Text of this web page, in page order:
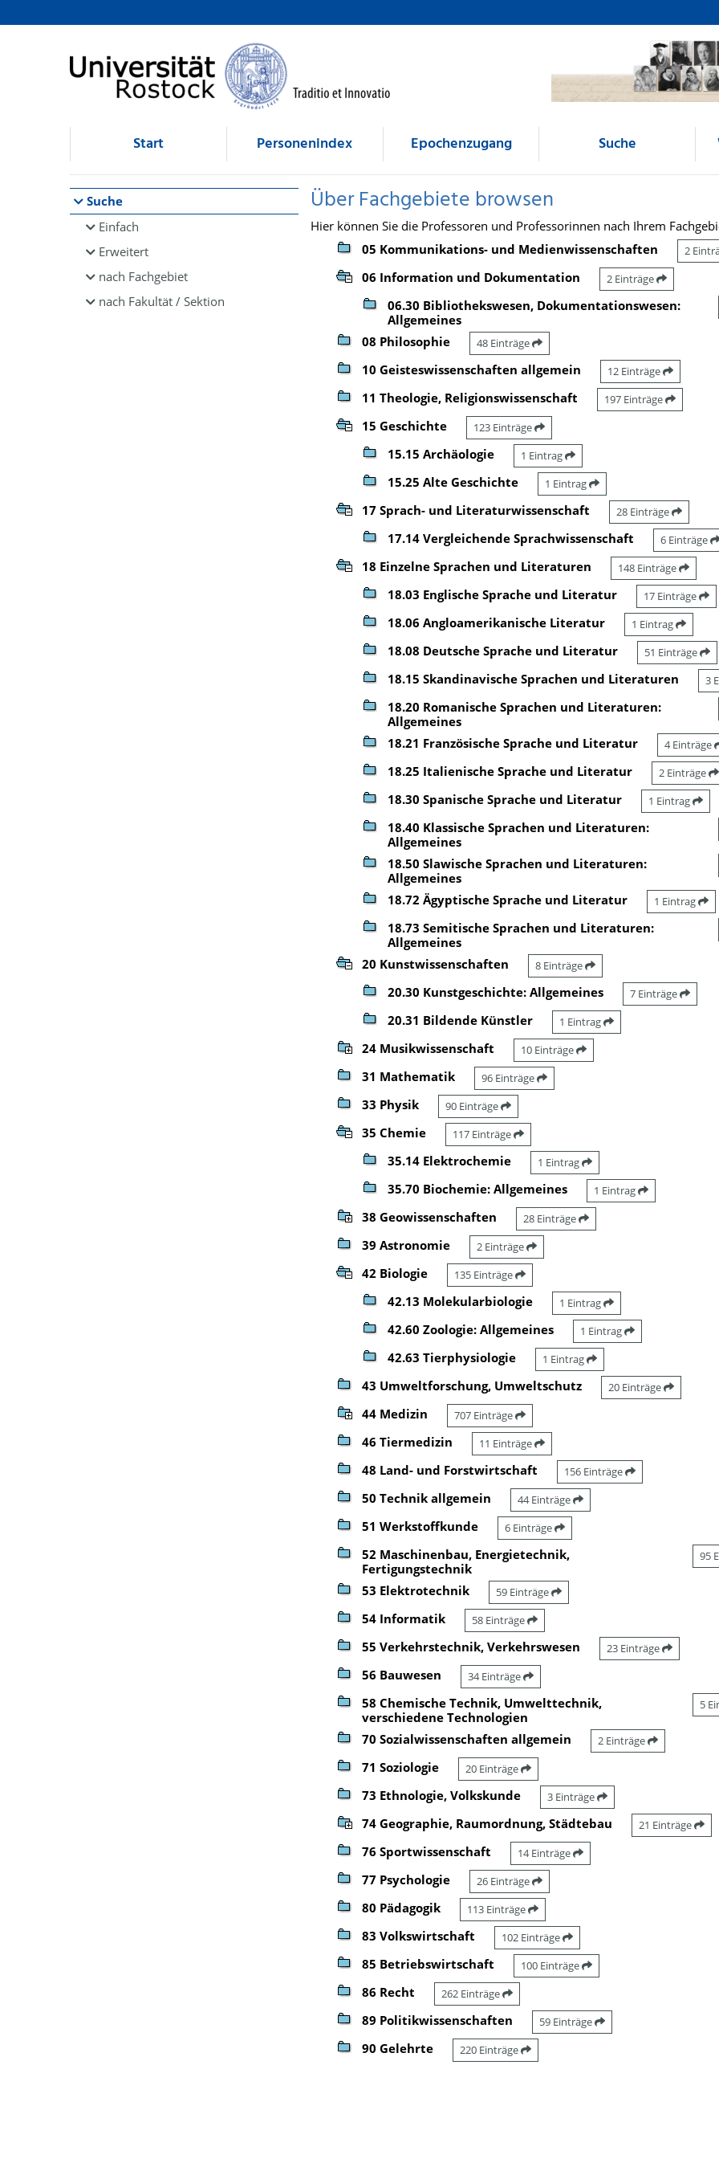
Browsen
direkt zum Inhalt
Start Personenindex Epochenzugang Suche
Suche
Einfach
Erweitert
nach Fachgebiet
nach Fakultät / Sektion
Über Fachgebiete browsen
Hier können Sie die Professoren und Professorinnen nach Ihrem
05 Kommunikations- und Medienwissenschaften
2
06 Information und Dokumentation 2 Einträge
06.30 Bibliothekswesen, Dokumentationswesen:
Allgemeines
08 Philosophie 48 Einträge
10 Geisteswissenschaften allgemein 12 Einträge
11 Theologie, Religionswissenschaft 197 Einträge
15 Geschichte 123 Einträge
15.15 Archäologie 1 Eintrag
15.25 Alte Geschichte 1 Eintrag
17 Sprach- und Literaturwissenschaft 28 Einträge
17.14 Vergleichende Sprachwissenschaft 6 Einträge
18 Einzelne Sprachen und Literaturen 148 Einträge
18.03 Englische Sprache und Literatur 17 Einträge
18.06 Angloamerikanische Literatur 1 Eintrag
18.08 Deutsche Sprache und Literatur 51 Einträge
18.15 Skandinavische Sprachen und Literaturen 3
18.20 Romanische Sprachen und Literaturen:
Allgemeines
18.21 Französische Sprache und Literatur 4 Einträge
18.25 Italienische Sprache und Literatur 2 Einträge
18.30 Spanische Sprache und Literatur 1 Eintrag
18.40 Klassische Sprachen und Literaturen:
Allgemeines
18.50 Slawische Sprachen und Literaturen:
Allgemeines
18.72 Ägyptische Sprache und Literatur 1 Eintrag
18.73 Semitische Sprachen und Literaturen:
Allgemeines
20 Kunstwissenschaften 8 Einträge
20.30 Kunstgeschichte: Allgemeines 7 Einträge
20.31 Bildende Künstler 1 Eintrag
24 Musikwissenschaft 10 Einträge
31 Mathematik 96 Einträge
33 Physik 90 Einträge
35 Chemie 117 Einträge
35.14 Elektrochemie 1 Eintrag
35.70 Biochemie: Allgemeines 1 Eintrag
38 Geowissenschaften 28 Einträge
39 Astronomie 2 Einträge
42 Biologie 135 Einträge
42.13 Molekularbiologie 1 Eintrag
42.60 Zoologie: Allgemeines 1 Eintrag
42.63 Tierphysiologie 1 Eintrag
43 Umweltforschung, Umweltschutz 20 Einträge
44 Medizin 707 Einträge
46 Tiermedizin 11 Einträge
48 Land- und Forstwirtschaft 156 Einträge
50 Technik allgemein 44 Einträge
51 Werkstoffkunde 6 Einträge
52 Maschinenbau, Energietechnik,
Fertigungstechnik
95
53 Elektrotechnik 59 Einträge
54 Informatik 58 Einträge
55 Verkehrstechnik, Verkehrswesen 23 Einträge
56 Bauwesen 34 Einträge
58 Chemische Technik, Umwelttechnik,
verschiedene Technologien
5
70 Sozialwissenschaften allgemein 2 Einträge
71 Soziologie 20 Einträge
73 Ethnologie, Volkskunde 3 Einträge
74 Geographie, Raumordnung, Städtebau 21 Einträge
76 Sportwissenschaft 14 Einträge
77 Psychologie 26 Einträge
80 Pädagogik 113 Einträge
83 Volkswirtschaft 102 Einträge
85 Betriebswirtschaft 100 Einträge
86 Recht 262 Einträge
89 Politikwissenschaften 59 Einträge
90 Gelehrte 220 Einträge